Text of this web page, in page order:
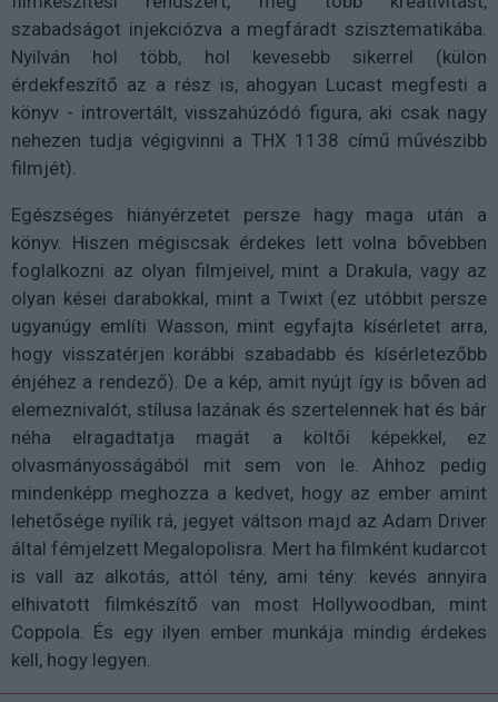
szabadságot injekciózva a megfáradt szisztematikába.
Nyilván hol több, hol kevesebb sikerrel (külön
érdekfeszítő az a rész is, ahogyan Lucast megfesti a
könyv - introvertált, visszahúzódó figura, aki csak nagy
nehezen tudja végigvinni a THX 1138 című művészibb
filmjét).
Egészséges hiányérzetet persze hagy maga után a
könyv. Hiszen mégiscsak érdekes lett volna bővebben
foglalkozni az olyan filmjeivel, mint a Drakula, vagy az
olyan kései darabokkal, mint a Twixt (ez utóbbit persze
ugyanúgy említi Wasson, mint egyfajta kísérletet arra,
hogy visszatérjen korábbi szabadabb és kísérletezőbb
énjéhez a rendező). De a kép, amit nyújt így is bőven ad
elemeznivalót, stílusa lazának és szertelennek hat és bár
néha elragadtatja magát a költői képekkel, ez
olvasmányosságából mit sem von le. Ahhoz pedig
mindenképp meghozza a kedvet, hogy az ember amint
lehetősége nyílik rá, jegyet váltson majd az Adam Driver
által fémjelzett Megalopolisra. Mert ha filmként kudarcot
is vall az alkotás, attól tény, ami tény: kevés annyira
elhivatott filmkészítő van most Hollywoodban, mint
Coppola. És egy ilyen ember munkája mindig érdekes
kell, hogy legyen.